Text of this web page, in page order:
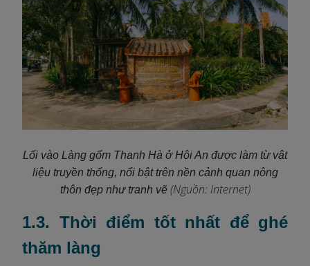
Lối vào Làng gốm Thanh Hà ở Hội An được làm từ vật
liệu truyền thống, nổi bật trên nền cảnh quan nông
thôn đẹp như tranh vẽ (Nguồn: Internet)
1.3. Thời điểm tốt nhất để ghé
thăm làng